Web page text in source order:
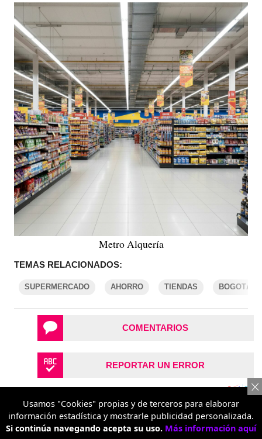
Metro Alquería
TEMAS RELACIONADOS:
SUPERMERCADO AHORRO TIENDAS BOGOTÁ
COMENTARIOS
REPORTAR UN ERROR
Usamos "Cookies" propias y de terceros para elaborar
información estadística y mostrarle publicidad personalizada.
Si continúa navegando acepta su uso. Más información aquí